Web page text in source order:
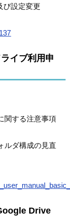
び設定変更
イブ利用申
関する注意事項
ルダ構成の見直
Drive